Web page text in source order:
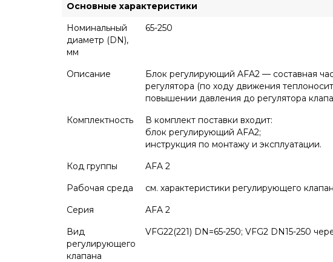
Основные характеристики
Номинальный
диаметр (DN),
мм
65-250
Описание
Блок регулирующий AFA2 — составная
регулятора (по ходу движения
повышении давления до регулятора
Комплектность
В комплект поставки входит:
блок регулирующий AFA2;
инструкция по монтажу и эксплуатации.
Код группы
AFA 2
Рабочая среда
см. характеристики регулирующего
Серия
AFA 2
Вид
регулирующего
клапана
VFG22(221) DN=65-250; VFG2 DN15-250